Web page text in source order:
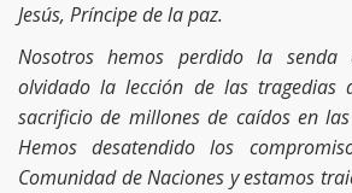
Jesús, Príncipe de la paz.
Nosotros hemos perdido la
olvidado la lección de las tragedias
sacrificio de millones de caídos en
Hemos desatendido los
Comunidad de Naciones y estamos